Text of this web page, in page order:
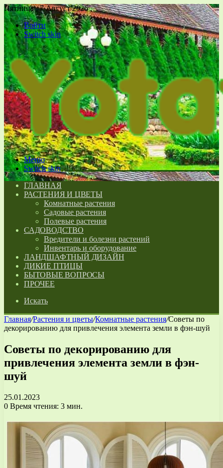
Пятница , 7 Август 2026
Войти
Switch skin
Меню
Switch skin
ГЛАВНАЯ
РАСТЕНИЯ И ЦВЕТЫ
Комнатные растения
Садовые растения
Полевые растения
САДОВОДСТВО
Вредители и болезни растений
Инвентарь и оборудование
ЛАНДШАФТНЫЙ ДИЗАЙН
ДИКИЕ ПТИЦЫ
БЫТОВЫЕ ВОПРОСЫ
ПРОЧЕЕ
Искать
Главная/Растения и цветы/Комнатные растения/Советы по
декорированию для привлечения элемента земли в фэн-шуй
Советы по декорированию для
привлечения элемента земли в фэн-
шуй
25.01.2023
0 Время чтения: 3 мин.